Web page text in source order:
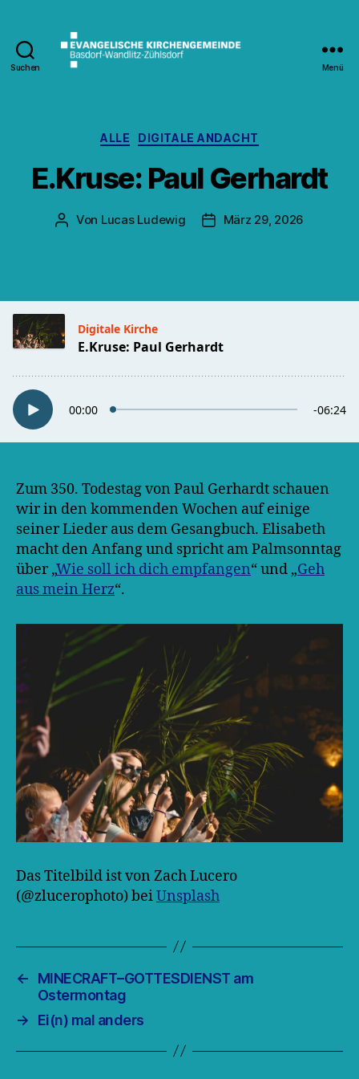
Suchen Menü
Kategorien
ALLE DIGITALE ANDACHT
E.Kruse: Paul Gerhardt
Beitragsautor
Von Lucas Ludewig Veröffentlichungsdatum
März 29, 2026
Zum 350. Todestag von Paul Gerhardt schauen
wir in den kommenden Wochen auf einige
seiner Lieder aus dem Gesangbuch. Elisabeth
macht den Anfang und spricht am Palmsonntag
über „Wie soll ich dich empfangen“ und „Geh
aus mein Herz“.
Das Titelbild ist von Zach Lucero
(@zlucerophoto) beiUnsplash
←
MINECRAFT–GOTTESDIENST am
Ostermontag
→
Ei(n) mal anders